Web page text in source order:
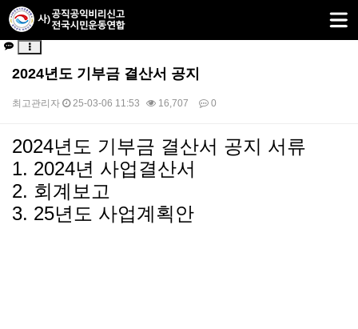
2024년도 기부금 결산서 공지
최고관리자 25-03-06 11:53 16,707 0
본문
2024년도 기부금 결산서 공지 서류
1. 2024년 사업결산서
2. 회계보고
3. 25년도 사업계획안